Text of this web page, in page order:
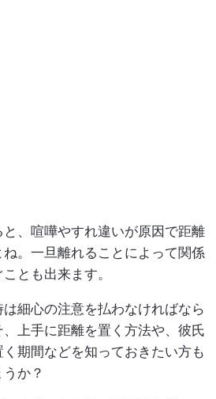
、喧嘩やすれ違いが原因で距離
。一旦離れることによって関係
とも出来ます。
細心の注意を払わなければなら
上手に距離を置く方法や、彼氏
期間などを知っておきたい方も
か？